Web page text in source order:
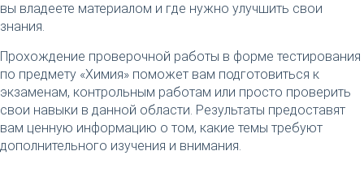
вы владеете материалом и где нужно улучшить свои
знания.
Прохождение проверочной работы в форме тестирования
по предмету «Химия» поможет вам подготовиться к
экзаменам, контрольным работам или просто проверить
свои навыки в данной области. Результаты предоставят
вам ценную информацию о том, какие темы требуют
дополнительного изучения и внимания.